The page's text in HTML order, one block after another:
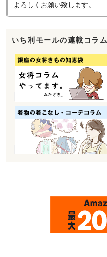
よろしくお願い致します。
いち利モールの連載コラム